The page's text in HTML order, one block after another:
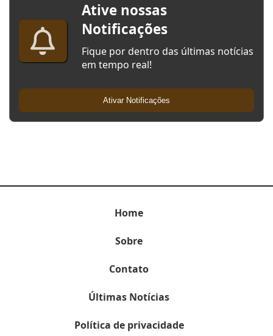
Ative nossas
Notificações
Fique por dentro das últimas notícias
em tempo real!
Ativar Notificações
Home
Sobre
Contato
Últimas Notícias
Política de privacidade